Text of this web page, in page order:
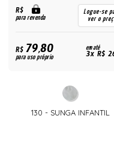
R$
para revenda
Logue-se
ver o
R$79,80
para uso próprio
em até
3x R$
130 - SUNGA INFANTIL